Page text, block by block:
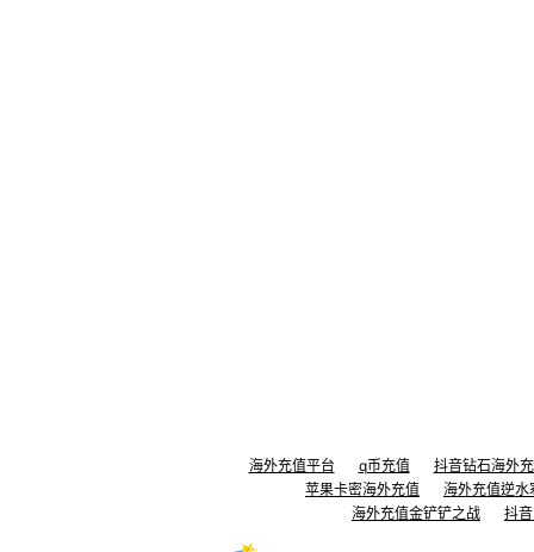
海外充值平台 q币充值
抖音钻石海外
苹果卡密海外充值
海外充值逆水
海外充值金铲铲之战
抖